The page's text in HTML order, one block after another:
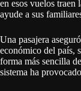
en esos vuelos traen
ayude a sus
Una pasajera
económico del país,
forma más sencilla
sistema ha